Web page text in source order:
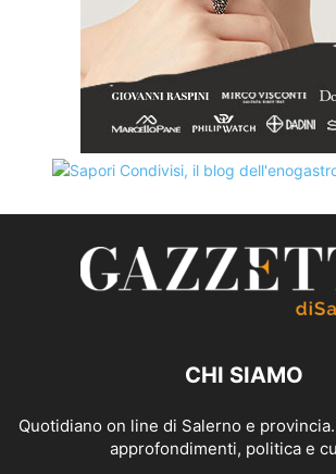
CHI SIAMO
Quotidiano on line di Salerno e
approfondimenti, politica e